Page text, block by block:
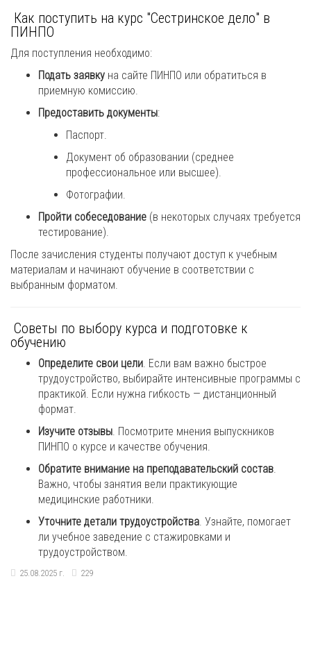
Как поступить на курс "Сестринское дело" в
ПИНПО
Для поступления необходимо:
Подать заявку на сайте ПИНПО или обратиться в
приемную комиссию.
Предоставить документы:
Паспорт.
Документ об образовании (среднее
профессиональное или высшее).
Фотографии.
Пройти собеседование (в некоторых случаях требуется
тестирование).
После зачисления студенты получают доступ к учебным
материалам и начинают обучение в соответствии с
выбранным форматом.
Советы по выбору курса и подготовке к
обучению
Определите свои цели. Если вам важно быстрое
трудоустройство, выбирайте интенсивные программы с
практикой. Если нужна гибкость — дистанционный
формат.
Изучите отзывы. Посмотрите мнения выпускников
ПИНПО о курсе и качестве обучения.
Обратите внимание на преподавательский состав.
Важно, чтобы занятия вели практикующие
медицинские работники.
Уточните детали трудоустройства. Узнайте, помогает
ли учебное заведение с стажировками и
трудоустройством.
25.08.2025 г. 229